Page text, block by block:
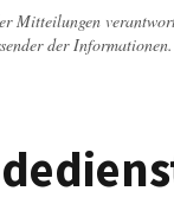
der Informationen.